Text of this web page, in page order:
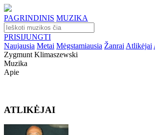
PAGRINDINIS MUZIKA
PRISIJUNGTI
Naujausia Metai Mėgstamiausia Žanrai Atlikėjai
Zygmunt Klimaszewski
Muzika
Apie
ATLIKĖJAI